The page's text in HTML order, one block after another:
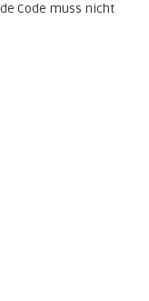
Code muss nicht